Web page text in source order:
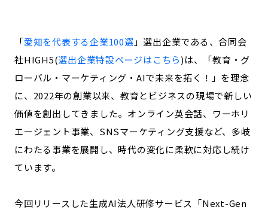
「人」から探す
記事ライター アンバサダー
お問い合わせ 会社概要
「愛知を代表する企業100選 」選出企業である、合同会
社HIGH5(選出企業特設ページはこちら)は、「教育・グ
ローバル・マーケティング・AIで未来を拓く！」を理念
に、2022年の創業以来、教育とビジネスの現場で新しい
価値を創出してきました。オンライン英会話、ワーホリ
エージェント事業、SNSマーケティング支援など、多岐
にわたる事業を展開し、時代の変化に柔軟に対応し続け
ています。
今回リリースした生成AI法人研修サービス「Next-Gen